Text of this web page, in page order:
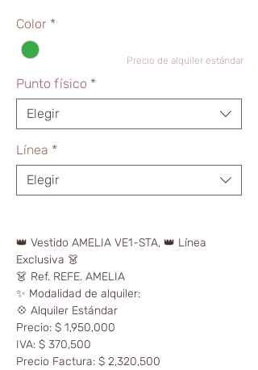
Color *
Punto físico *
Elegir
Línea *
Elegir
👑 Vestido AMELIA VE1-STA, 👑 Línea
Exclusiva 👗
👗 Ref. REFE. AMELIA
✨ Modalidad de alquiler:
💠 Alquiler Estándar
Precio: $ 1,950,000
IVA: $ 370,500
Precio Factura: $ 2,320,500
Precio de alquiler estándar